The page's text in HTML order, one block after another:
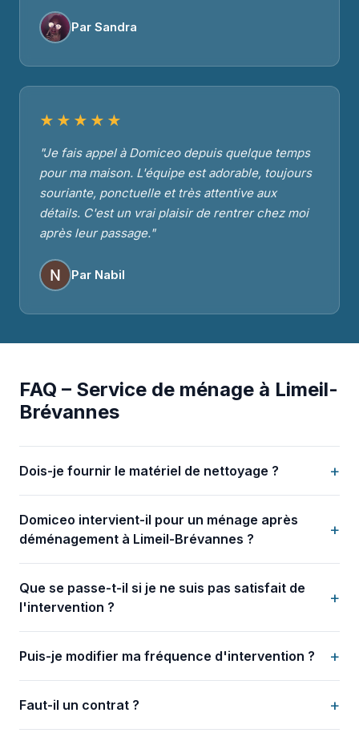
Par Sandra
★★★★★
"Je fais appel à Domiceo depuis quelque temps
pour ma maison. L'équipe est adorable, toujours
souriante, ponctuelle et très attentive aux
détails. C'est un vrai plaisir de rentrer chez moi
après leur passage."
Par Nabil
FAQ – Service de ménage à Limeil-
Brévannes
Dois-je fournir le matériel de nettoyage ? +
Domiceo intervient-il pour un ménage après
déménagement à Limeil-Brévannes ?
+
Que se passe-t-il si je ne suis pas satisfait de
l'intervention ?
+
Puis-je modifier ma fréquence d'intervention ? +
Faut-il un contrat ? +